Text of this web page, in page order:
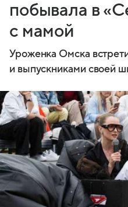
побывала в
с мамой
Уроженка Омска
и выпускниками своей